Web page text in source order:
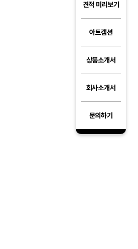
견적 미리보기
아트캡션
상품소개서
회사소개서
문의하기